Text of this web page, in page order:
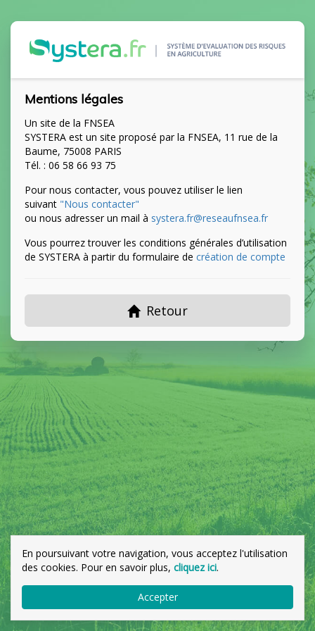
Mentions légales
Un site de la FNSEA
SYSTERA est un site proposé par la FNSEA, 11 rue de la
Baume, 75008 PARIS
Tél. : 06 58 66 93 75
Pour nous contacter, vous pouvez utiliser le lien
suivant "Nous contacter"
ou nous adresser un mail à systera.fr@reseaufnsea.fr
Vous pourrez trouver les conditions générales d’utilisation
de SYSTERA à partir du formulaire de création de compte
Retour
En poursuivant votre navigation, vous acceptez l'utilisation
des cookies. Pour en savoir plus, cliquez ici.
Accepter